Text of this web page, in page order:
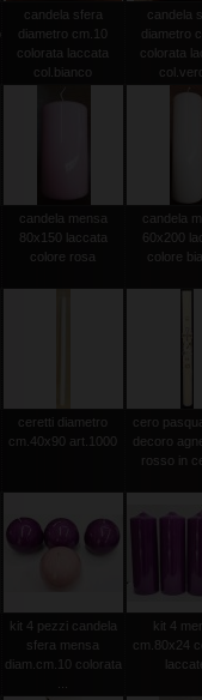
candela sfera
diametro cm.10
colorata laccata
col.bianco
candela
diametro
colorata
candela mensa
80x150 laccata
colore rosa
candela
60x200
colore
ceretti diametro
cm.40x90 art.1000
cero
decoro
rosso in
kit 4 pezzi candela
sfera mensa
diam.cm.10 colorata
kit 4
cm.80x24
laccate